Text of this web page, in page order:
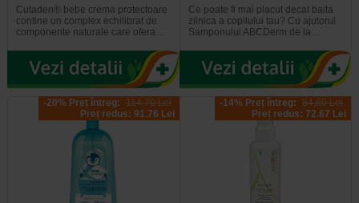
Cutaden® bebe crema protectoare
contine un complex echilibrat de
componente naturale care ofera…
Ce poate fi mai placut decat baita
zilnica a copilului tau? Cu ajutorul
Samponului ABCDerm de la…
-20% Preț întreg: 114.70 Lei
Preț redus: 91.76 Lei
-14% Preț întreg: 84,80 Lei
Preț redus: 72.67 Lei